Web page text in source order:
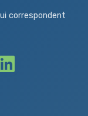
correspondent